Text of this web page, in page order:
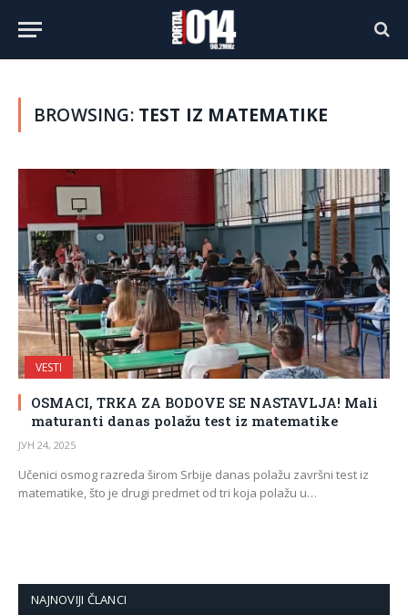
BROWSING: TEST IZ MATEMATIKE
VESTI
OSMACI, TRKA ZA BODOVE SE NASTAVLJA! Mali
maturanti danas polažu test iz matematike
ЈУН 24, 2025
Učenici osmog razreda širom Srbije danas polažu završni test iz
matematike, što je drugi predmet od tri koja polažu u…
NAJNOVIJI ČLANCI